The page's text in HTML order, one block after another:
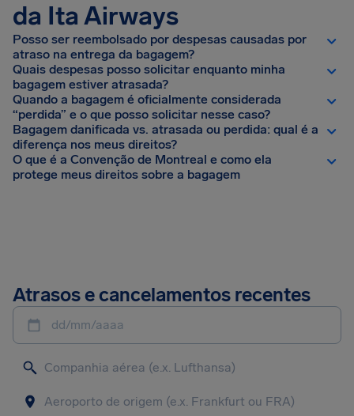
da Ita Airways
Posso ser reembolsado por despesas causadas por
atraso na entrega da bagagem?
Quais despesas posso solicitar enquanto minha
bagagem estiver atrasada?
Quando a bagagem é oficialmente considerada
“perdida” e o que posso solicitar nesse caso?
Bagagem danificada vs. atrasada ou perdida: qual é a
diferença nos meus direitos?
O que é a Convenção de Montreal e como ela
protege meus direitos sobre a bagagem
Atrasos e cancelamentos recentes
dd/mm/aaaa